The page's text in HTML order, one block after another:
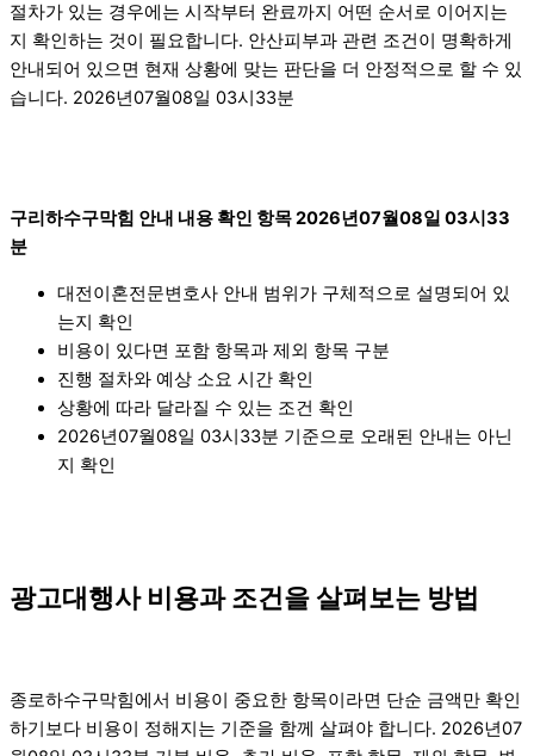
절차가 있는 경우에는 시작부터 완료까지 어떤 순서로 이어지는
지 확인하는 것이 필요합니다. 안산피부과 관련 조건이 명확하게
안내되어 있으면 현재 상황에 맞는 판단을 더 안정적으로 할 수 있
습니다. 2026년07월08일 03시33분
구리하수구막힘 안내 내용 확인 항목 2026년07월08일 03시33
분
대전이혼전문변호사 안내 범위가 구체적으로 설명되어 있
는지 확인
비용이 있다면 포함 항목과 제외 항목 구분
진행 절차와 예상 소요 시간 확인
상황에 따라 달라질 수 있는 조건 확인
2026년07월08일 03시33분 기준으로 오래된 안내는 아닌
지 확인
광고대행사 비용과 조건을 살펴보는 방법
종로하수구막힘에서 비용이 중요한 항목이라면 단순 금액만 확인
하기보다 비용이 정해지는 기준을 함께 살펴야 합니다. 2026년07